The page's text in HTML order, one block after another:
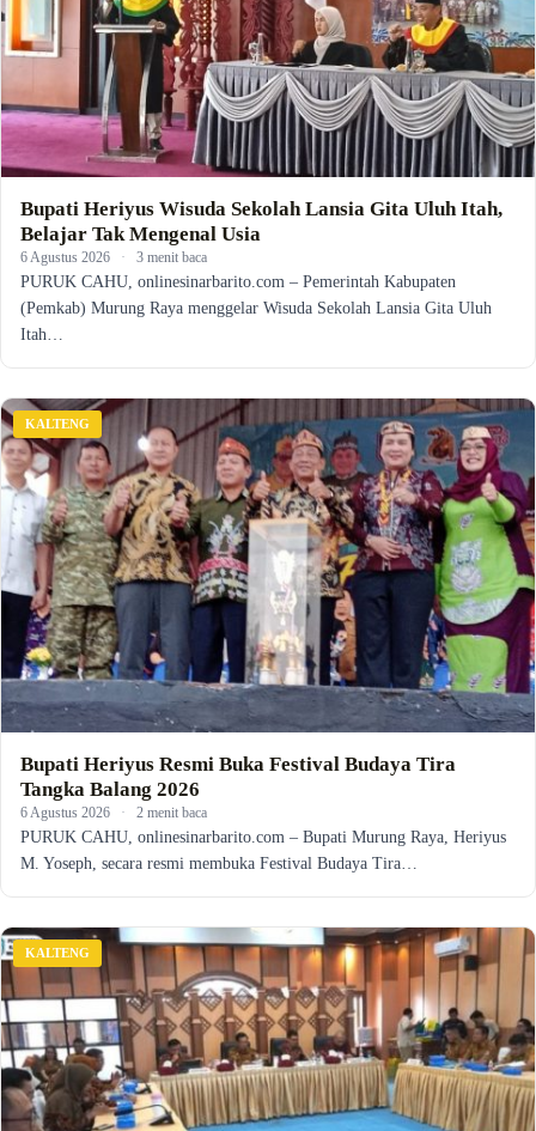
Bupati Heriyus Wisuda Sekolah Lansia Gita Uluh Itah,
Belajar Tak Mengenal Usia
6 Agustus 2026 · 3 menit baca
PURUK CAHU, onlinesinarbarito.com – Pemerintah Kabupaten
(Pemkab) Murung Raya menggelar Wisuda Sekolah Lansia Gita Uluh
Itah…
KALTENG
Bupati Heriyus Resmi Buka Festival Budaya Tira
Tangka Balang 2026
6 Agustus 2026 · 2 menit baca
PURUK CAHU, onlinesinarbarito.com – Bupati Murung Raya, Heriyus
M. Yoseph, secara resmi membuka Festival Budaya Tira…
KALTENG